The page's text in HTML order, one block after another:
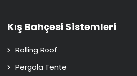
Kış Bahçesi Sistemleri
Rolling Roof
Pergola Tente